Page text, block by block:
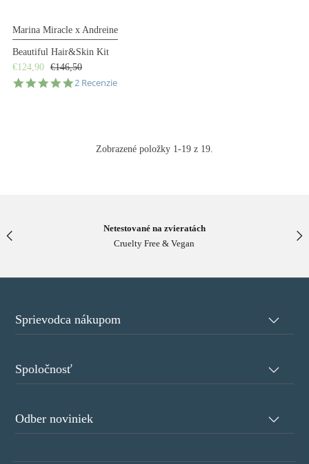
Marina Miracle x Andreine
Beautiful Hair&Skin Kit
€124,90
€146,50
5.0
2 Recenzie
Zobrazené položky 1-19 z 19.
Netestované na zvieratách
Cruelty Free & Vegan
Sprievodca nákupom
Spoločnosť
Odber noviniek